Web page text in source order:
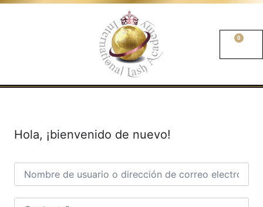
0
Hola, ¡bienvenido de nuevo!